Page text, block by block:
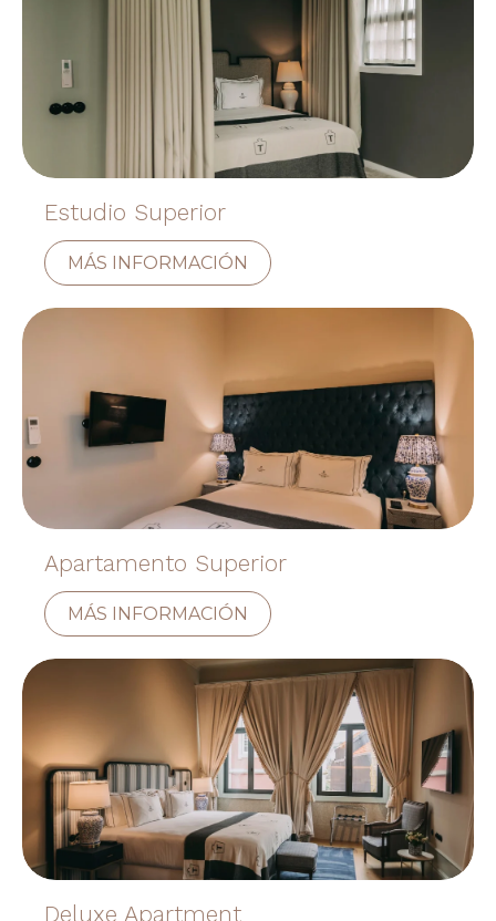
Estudio Superior
MÁS INFORMACIÓN
Apartamento Superior
MÁS INFORMACIÓN
Deluxe Apartment